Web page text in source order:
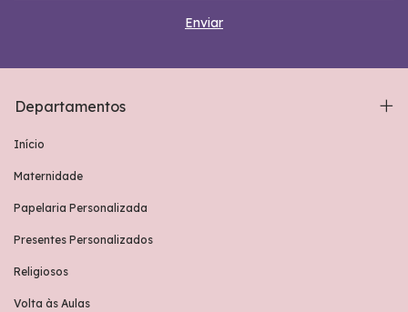
Departamentos
Início
Maternidade
Papelaria Personalizada
Presentes Personalizados
Religiosos
Volta às Aulas